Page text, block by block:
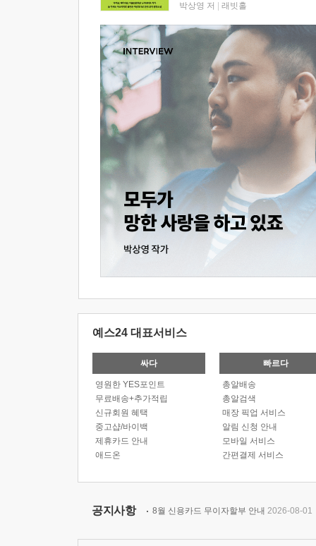
박상영 저 래빗홀
예스24 대표서비스
싸다
영원한 YES포인트
무료배송+추가적립
신규회원 혜택
중고샵/바이백
제휴카드 안내
애드온
빠르다
총알배송
총알검색
매장 픽업 서비스
알림 신청 안내
모바일 서비스
간편결제 서비스
공지사항 8월 신용카드 무이자할부 안내 2026-08-01